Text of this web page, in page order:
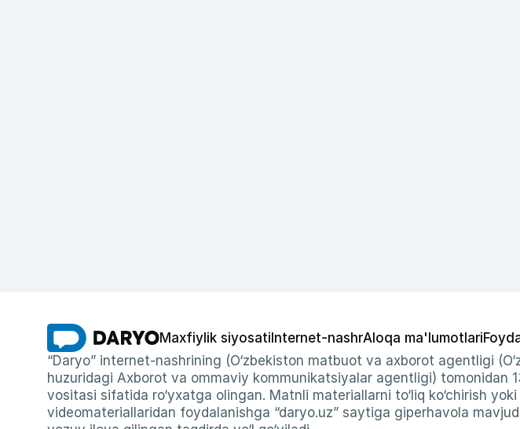
Maxfiylik siyosati Internet-nashrAloqa ma'lumotlari
“Daryo” internet-nashrining (O‘zbekiston matbuot va axborot agentligi
huzuridagi Axborot va ommaviy kommunikatsiyalar agentligi)
vositasi sifatida ro‘yxatga olingan. Matnli materiallarni to‘liq ko‘chirish
videomateriallaridan foydalanishga “daryo.uz” saytiga giperhavola